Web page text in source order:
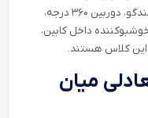
سیستم صوتی از برند سونی با هشت بلندگو، دوربین ۳۶۰ درجه،
داخل کابین،
این کلاس هستند.
تعادلی میان